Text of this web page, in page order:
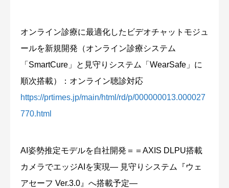
オンライン診療に最適化したビデオチャットモジュ
ールを新規開発（オンライン診療システム
「SmartCure」と見守りシステム「WearSafe」に
順次搭載）：オンライン聴診対応
https://prtimes.jp/main/html/rd/p/000000013.000027
770.html
AI姿勢推定モデルを自社開発＝＝AXIS DLPU搭載
カメラでエッジAIを実現― 見守りシステム『ウェ
アセーフ Ver.3.0』へ搭載予定―